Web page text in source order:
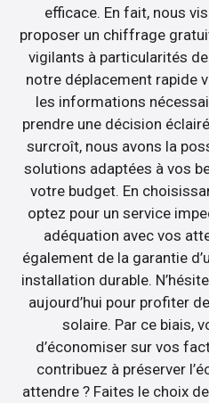
efficace. En fait, nous
proposer un chiffrage
vigilants à particularités
notre déplacement rapide
les informations
prendre une décision
surcroît, nous avons la
solutions adaptées à vos
votre budget. En
optez pour un service
adéquation avec vos
également de la garantie
installation durable.
aujourd’hui pour profiter
solaire. Par ce biais,
d’économiser sur vos
contribuez à préserver
attendre ? Faites le choix